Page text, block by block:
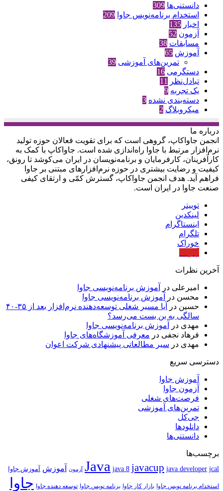
دانستنی‌ها 309
استخدام برنامه‌نویس جاوا 209
اخبار 135
آزمون 52
مسابقات 38
آموزش 65
تمرین‌های آموزشی 39
دستگرمی 16
تبادل‌نظر
11
یک تجربه 9
دسته‌بندی نشده 3
میکروبلاگ 2
درباره‌ ما
انجمن جاواکاپ، گروهی است که برای تقویت فعالان حوزه‌ تولید
نرم‌افزار مرتبط با جاوا راه‌اندازی شده است. جاواکاپ با کمک به
کارآفرینان، کارفرمایان و برنامه‌نویسان در ایران می‌کوشد تا رونق،
کیفیت و رضایت بیشتری در حوزه‌ نرم‌افزارهای مبتنی بر جاوا
فراهم آید. هدف انجمن جاواکاپ، گسترش کمّی و ارتقای کیفی
صنعت جاوا در ایران است.
توییتر
لینکدین
اینستاگرام
تلگرام
خوراک
آخرین نظرات
امیرعلی در
آموزش برنامه‌نویسی جاوا
محسن در
آموزش برنامه‌نویسی جاوا
حسین در
آیا مسیر شغلی توسعه‌دهنده نرم‌افزار بعد از ۳۵-۴۰
سالگی به بن بست می‌رسد؟
مهدی در
آموزش برنامه‌نویسی جاوا
فرهاد نجفی در معرفی آموزشگاه‌های جاوا
مهدی در سیر مطالعاتی پیشنهادی شرکت اعوان
دسترسی سریع
آموزش جاوا
آزمون جاوا
فرصت‌های شغلی
تمرین‌های آموزشی
جی‌کل
دانلودها
دانستنی‌ها
برچسب‌ها
Java java 8 javacup java developer jcal آزمون آموزش آموزش جاوا
استخدام برنامه نویس جاوا بازار کار جاوا برنامه نویس جاوا توسعه دهنده جاوا جاوا